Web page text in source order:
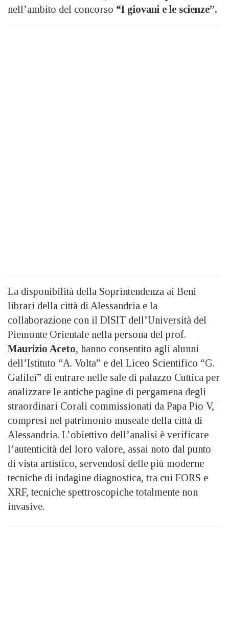
nell’ambito del concorso “I giovani e le scienze”.
La disponibilità della Soprintendenza ai Beni
librari della città di Alessandria e la
collaborazione con il DISIT dell’Università del
Piemonte Orientale nella persona del prof.
Maurizio Aceto, hanno consentito agli alunni
dell’Istituto “A. Volta” e del Liceo Scientifico “G.
Galilei” di entrare nelle sale di palazzo Cuttica per
analizzare le antiche pagine di pergamena degli
straordinari Corali commissionati da Papa Pio V,
compresi nel patrimonio museale della città di
Alessandria. L’obiettivo dell’analisi è verificare
l’autenticità del loro valore, assai noto dal punto
di vista artistico, servendosi delle più moderne
tecniche di indagine diagnostica, tra cui FORS e
XRF, tecniche spettroscopiche totalmente non
invasive.